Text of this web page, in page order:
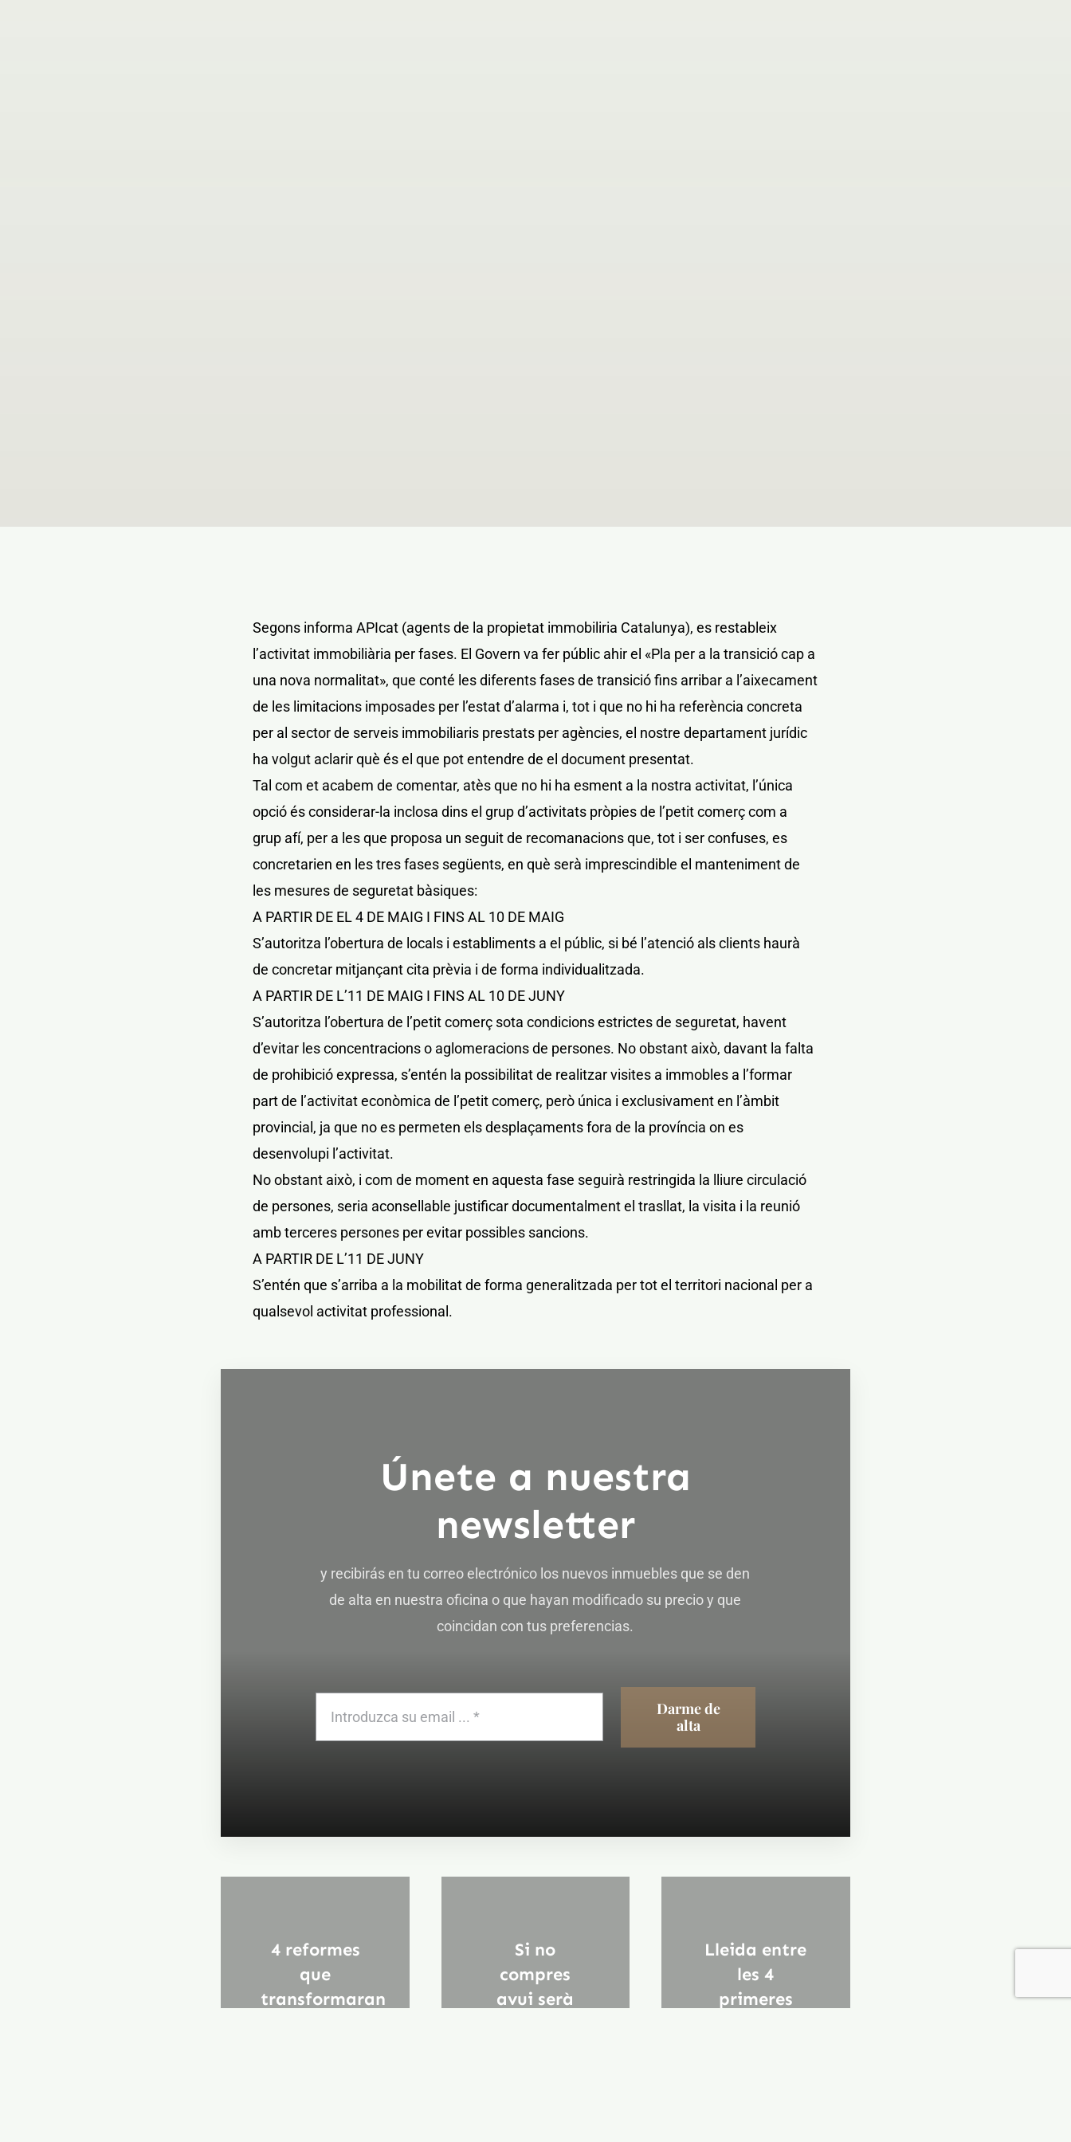
Segons informa APIcat (agents de la propietat immobiliria Catalunya), es restableix
l’activitat immobiliària per fases. El Govern va fer públic ahir el «Pla per a la transició cap a
una nova normalitat», que conté les diferents fases de transició fins arribar a l’aixecament
de les limitacions imposades per l’estat d’alarma i, tot i que no hi ha referència concreta
per al sector de serveis immobiliaris prestats per agències, el nostre departament jurídic
ha volgut aclarir què és el que pot entendre de el document presentat.
Tal com et acabem de comentar, atès que no hi ha esment a la nostra activitat, l’única
opció és considerar-la inclosa dins el grup d’activitats pròpies de l’petit comerç com a
grup afí, per a les que proposa un seguit de recomanacions que, tot i ser confuses, es
concretarien en les tres fases següents, en què serà imprescindible el manteniment de
les mesures de seguretat bàsiques:
A PARTIR DE EL 4 DE MAIG I FINS AL 10 DE MAIG
S’autoritza l’obertura de locals i establiments a el públic, si bé l’atenció als clients haurà
de concretar mitjançant cita prèvia i de forma individualitzada.
A PARTIR DE L’11 DE MAIG I FINS AL 10 DE JUNY
S’autoritza l’obertura de l’petit comerç sota condicions estrictes de seguretat, havent
d’evitar les concentracions o aglomeracions de persones. No obstant això, davant la falta
de prohibició expressa, s’entén la possibilitat de realitzar visites a immobles a l’formar
part de l’activitat econòmica de l’petit comerç, però única i exclusivament en l’àmbit
provincial, ja que no es permeten els desplaçaments fora de la província on es
desenvolupi l’activitat.
No obstant això, i com de moment en aquesta fase seguirà restringida la lliure circulació
de persones, seria aconsellable justificar documentalment el trasllat, la visita i la reunió
amb terceres persones per evitar possibles sancions.
A PARTIR DE L’11 DE JUNY
S’entén que s’arriba a la mobilitat de forma generalitzada per tot el territori nacional per a
qualsevol activitat professional.
Únete a nuestra
newsletter
y recibirás en tu correo electrónico los nuevos inmuebles que se den
de alta en nuestra oficina o que hayan modificado su precio y que
coincidan con tus preferencias.
Darme de
alta
4 reformes
que
transformaran
Si no
compres
avui serà
Lleida entre
les 4
primeres